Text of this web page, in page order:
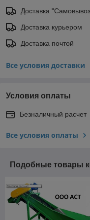
Доставка
Доставка курьером
Доставка почтой
Все условия доставки
Условия оплаты
Безналичный расчет
Все условия оплаты
Подобные товары